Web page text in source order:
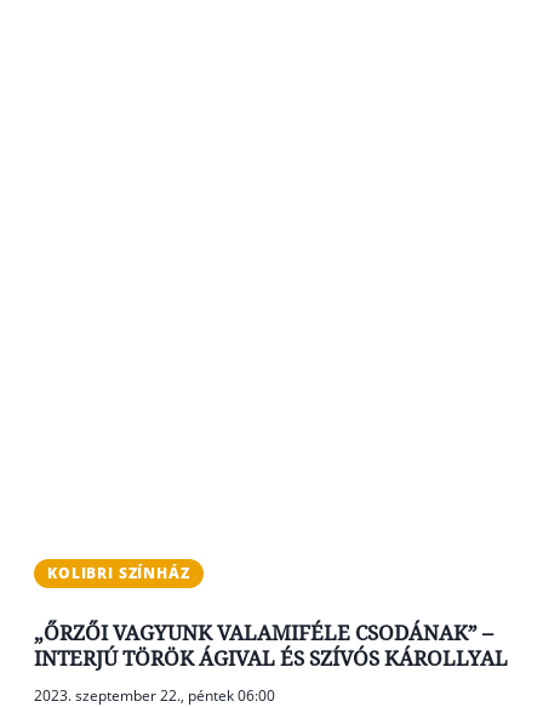
KOLIBRI SZÍNHÁZ
„ŐRZŐI VAGYUNK VALAMIFÉLE CSODÁNAK” –
INTERJÚ TÖRÖK ÁGIVAL ÉS SZÍVÓS KÁROLLYAL
2023. szeptember 22., péntek 06:00